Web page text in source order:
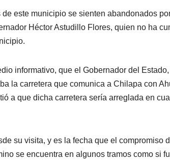
este municipio se sienten abandonados
Héctor Astudillo Flores, quien no ha
informativo, que el Gobernador del
la carretera que comunica a Chilapa con
a que dicha carretera sería arreglada en
su visita, y es la fecha que el compromiso
se encuentra en algunos tramos como si